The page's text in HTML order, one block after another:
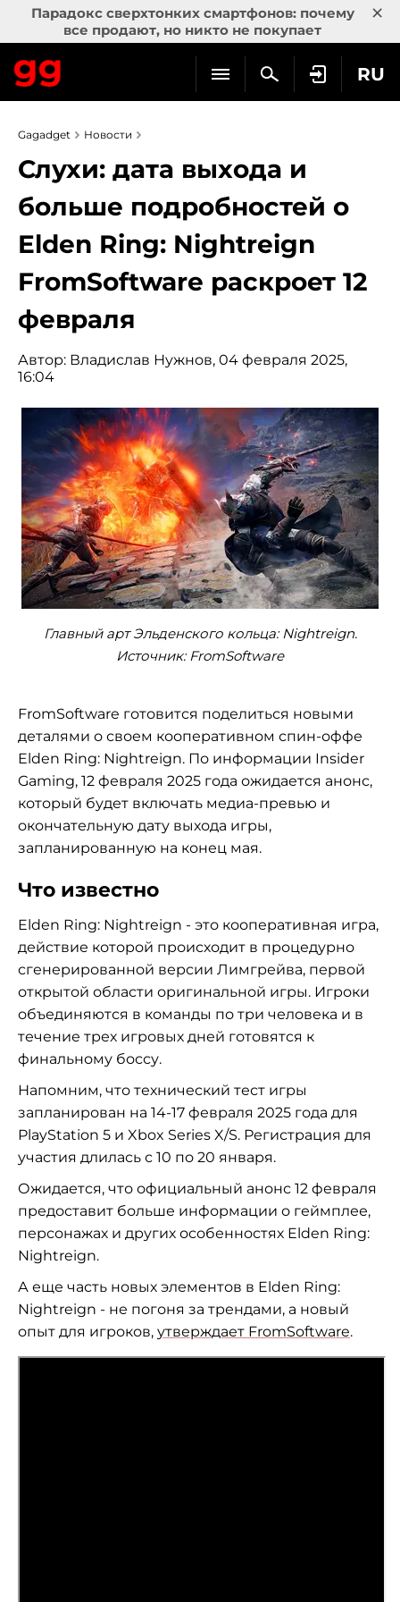
Парадокс сверхтонких смартфонов: почему
все продают, но никто не покупает
×
RU
Gagadget Новости
Слухи: дата выхода и
больше подробностей о
Elden Ring: Nightreign
FromSoftware раскроет 12
февраля
Автор: Владислав Нужнов, 04 февраля 2025,
16:04
Главный арт Эльденского кольца: Nightreign.
Источник: FromSoftware
FromSoftware готовится поделиться новыми
деталями о своем кооперативном спин-оффе
Elden Ring: Nightreign. По информации Insider
Gaming, 12 февраля 2025 года ожидается анонс,
который будет включать медиа-превью и
окончательную дату выхода игры,
запланированную на конец мая.
Что известно
Elden Ring: Nightreign - это кооперативная игра,
действие которой происходит в процедурно
сгенерированной версии Лимгрейва, первой
открытой области оригинальной игры. Игроки
объединяются в команды по три человека и в
течение трех игровых дней готовятся к
финальному боссу.
Напомним, что технический тест игры
запланирован на 14-17 февраля 2025 года для
PlayStation 5 и Xbox Series X/S. Регистрация для
участия длилась с 10 по 20 января.
Ожидается, что официальный анонс 12 февраля
предоставит больше информации о геймплее,
персонажах и других особенностях Elden Ring:
Nightreign.
А еще часть новых элементов в Elden Ring:
Nightreign - не погоня за трендами, а новый
опыт для игроков, утверждает FromSoftware.